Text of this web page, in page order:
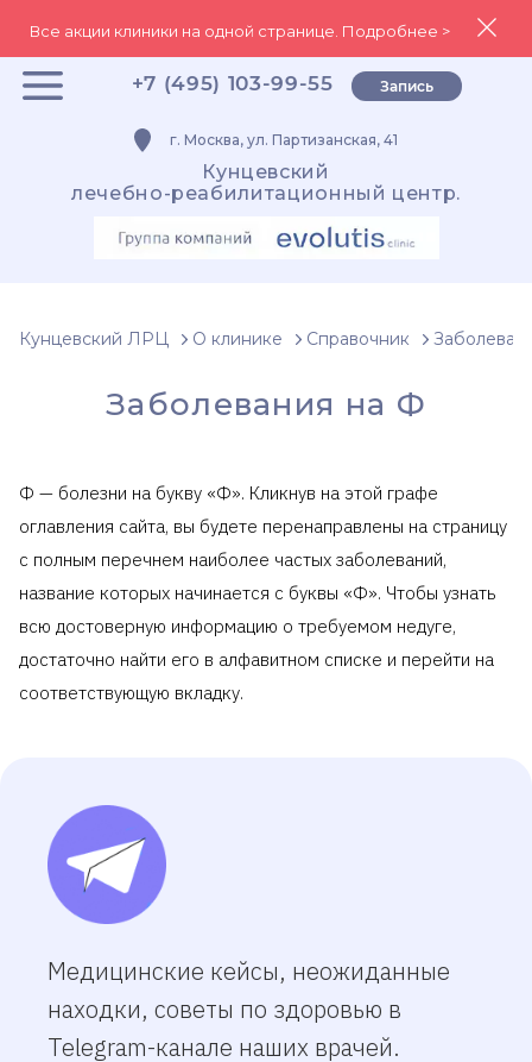
Все акции клиники на одной странице. Подробнее >
+7 (495) 103-99-55 Запись
г. Москва, ул. Партизанская, 41
Кунцевский
лечебно-реабилитационный центр.
Кунцевский ЛРЦ О клинике Справочник
Заболевания на Ф
Ф — болезни на букву «Ф». Кликнув на этой графе
оглавления сайта, вы будете перенаправлены на страницу
с полным перечнем наиболее частых заболеваний,
название которых начинается с буквы «Ф». Чтобы узнать
всю достоверную информацию о требуемом недуге,
достаточно найти его в алфавитном списке и перейти на
соответствующую вкладку.
Медицинские кейсы, неожиданные
находки, советы по здоровью в
Telegram-канале наших врачей.